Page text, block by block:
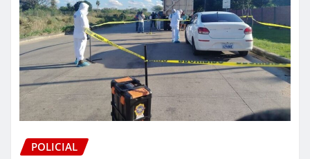
POLICIAL